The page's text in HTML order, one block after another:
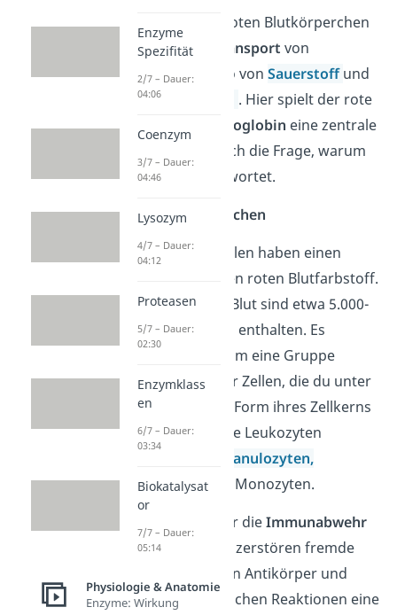
Die Aufgabe der roten Blutkörperchen
ist nämlich der
Transport von
Atemgasen — also von Sauerstoffund
Kohlenstoffdioxid . Hier spielt der rote
Blutfarbstoff
Hämoglobin eine zentrale
Rolle. Somit ist auch die Frage, warum
Blut rot ist, beantwortet.
WeißeBlutkörperchen
Die weißen Blutzellen haben einen
Zellkern und keinen roten Blutfarbstoff.
In einem Tropfen Blut sind etwa 5.000-
10.000 Leukozyten enthalten. Es
handelt sich hier um eine Gruppe
verschiedenartiger Zellen, die du unter
anderen nach der Form ihres Zellkerns
unterscheidest. Die Leukozyten
Granulozyten,
Lymphozyten und Monozyten.
Sie sind wichtig für dieImmunabwehr
des Körpers — sie zerstören fremde
Zellen, produzieren Antikörper und
spielen bei allergischen Reaktionen eine
Enzyme
Spezifität
2/7 – Dauer:
04:06
Coenzym
3/7 – Dauer:
04:46
Lysozym
4/7 – Dauer:
04:12
Proteasen
5/7 – Dauer:
02:30
Enzymklass
en
6/7 – Dauer:
03:34
Biokatalysat
or
7/7 – Dauer:
05:14
Physiologie & Anatomie
Enzyme: Wirkung